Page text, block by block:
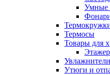
Умные
Термосы
Товары для
Утюги и